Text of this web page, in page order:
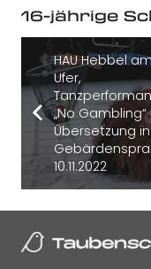
16-jährige
HAU Hebbel
Ufer,
„No
Übersetzung
10.11.2022